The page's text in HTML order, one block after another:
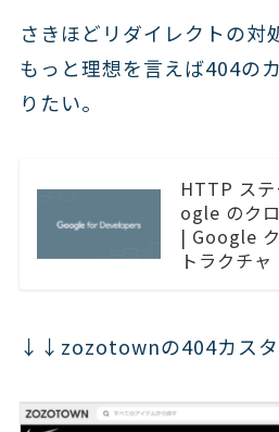
さきほどリダイレクトの対
もっと理想を言えば404の
りたい。
HTTP ス
ogle のク
| Google
トラクチ
↓↓zozotownの404カスタ